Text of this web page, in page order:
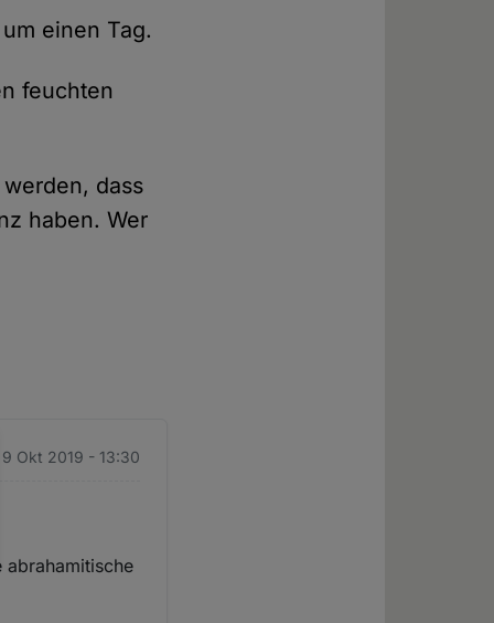
einen Tag.
feuchten
dass
haben. Wer
9 Okt 2019 - 13:30
abrahamitische